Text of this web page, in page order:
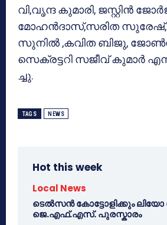
വി,വൃന്ദ കുമാരി, ജസ്റ്റിൻ
മോഹൻദാസ്,സരിത
സുനിൽ ,കവിത ബിജു,
സെക്രട്ടറി സജീവ് കുമാർ
ച്ചു.
TAGS NEWS
Hot this week
Local News
ടെൽസൻ കോട്ടോളിക്കും ലിയോ
ജെ.എഫ്.എസ്. പുരസ്കാരം